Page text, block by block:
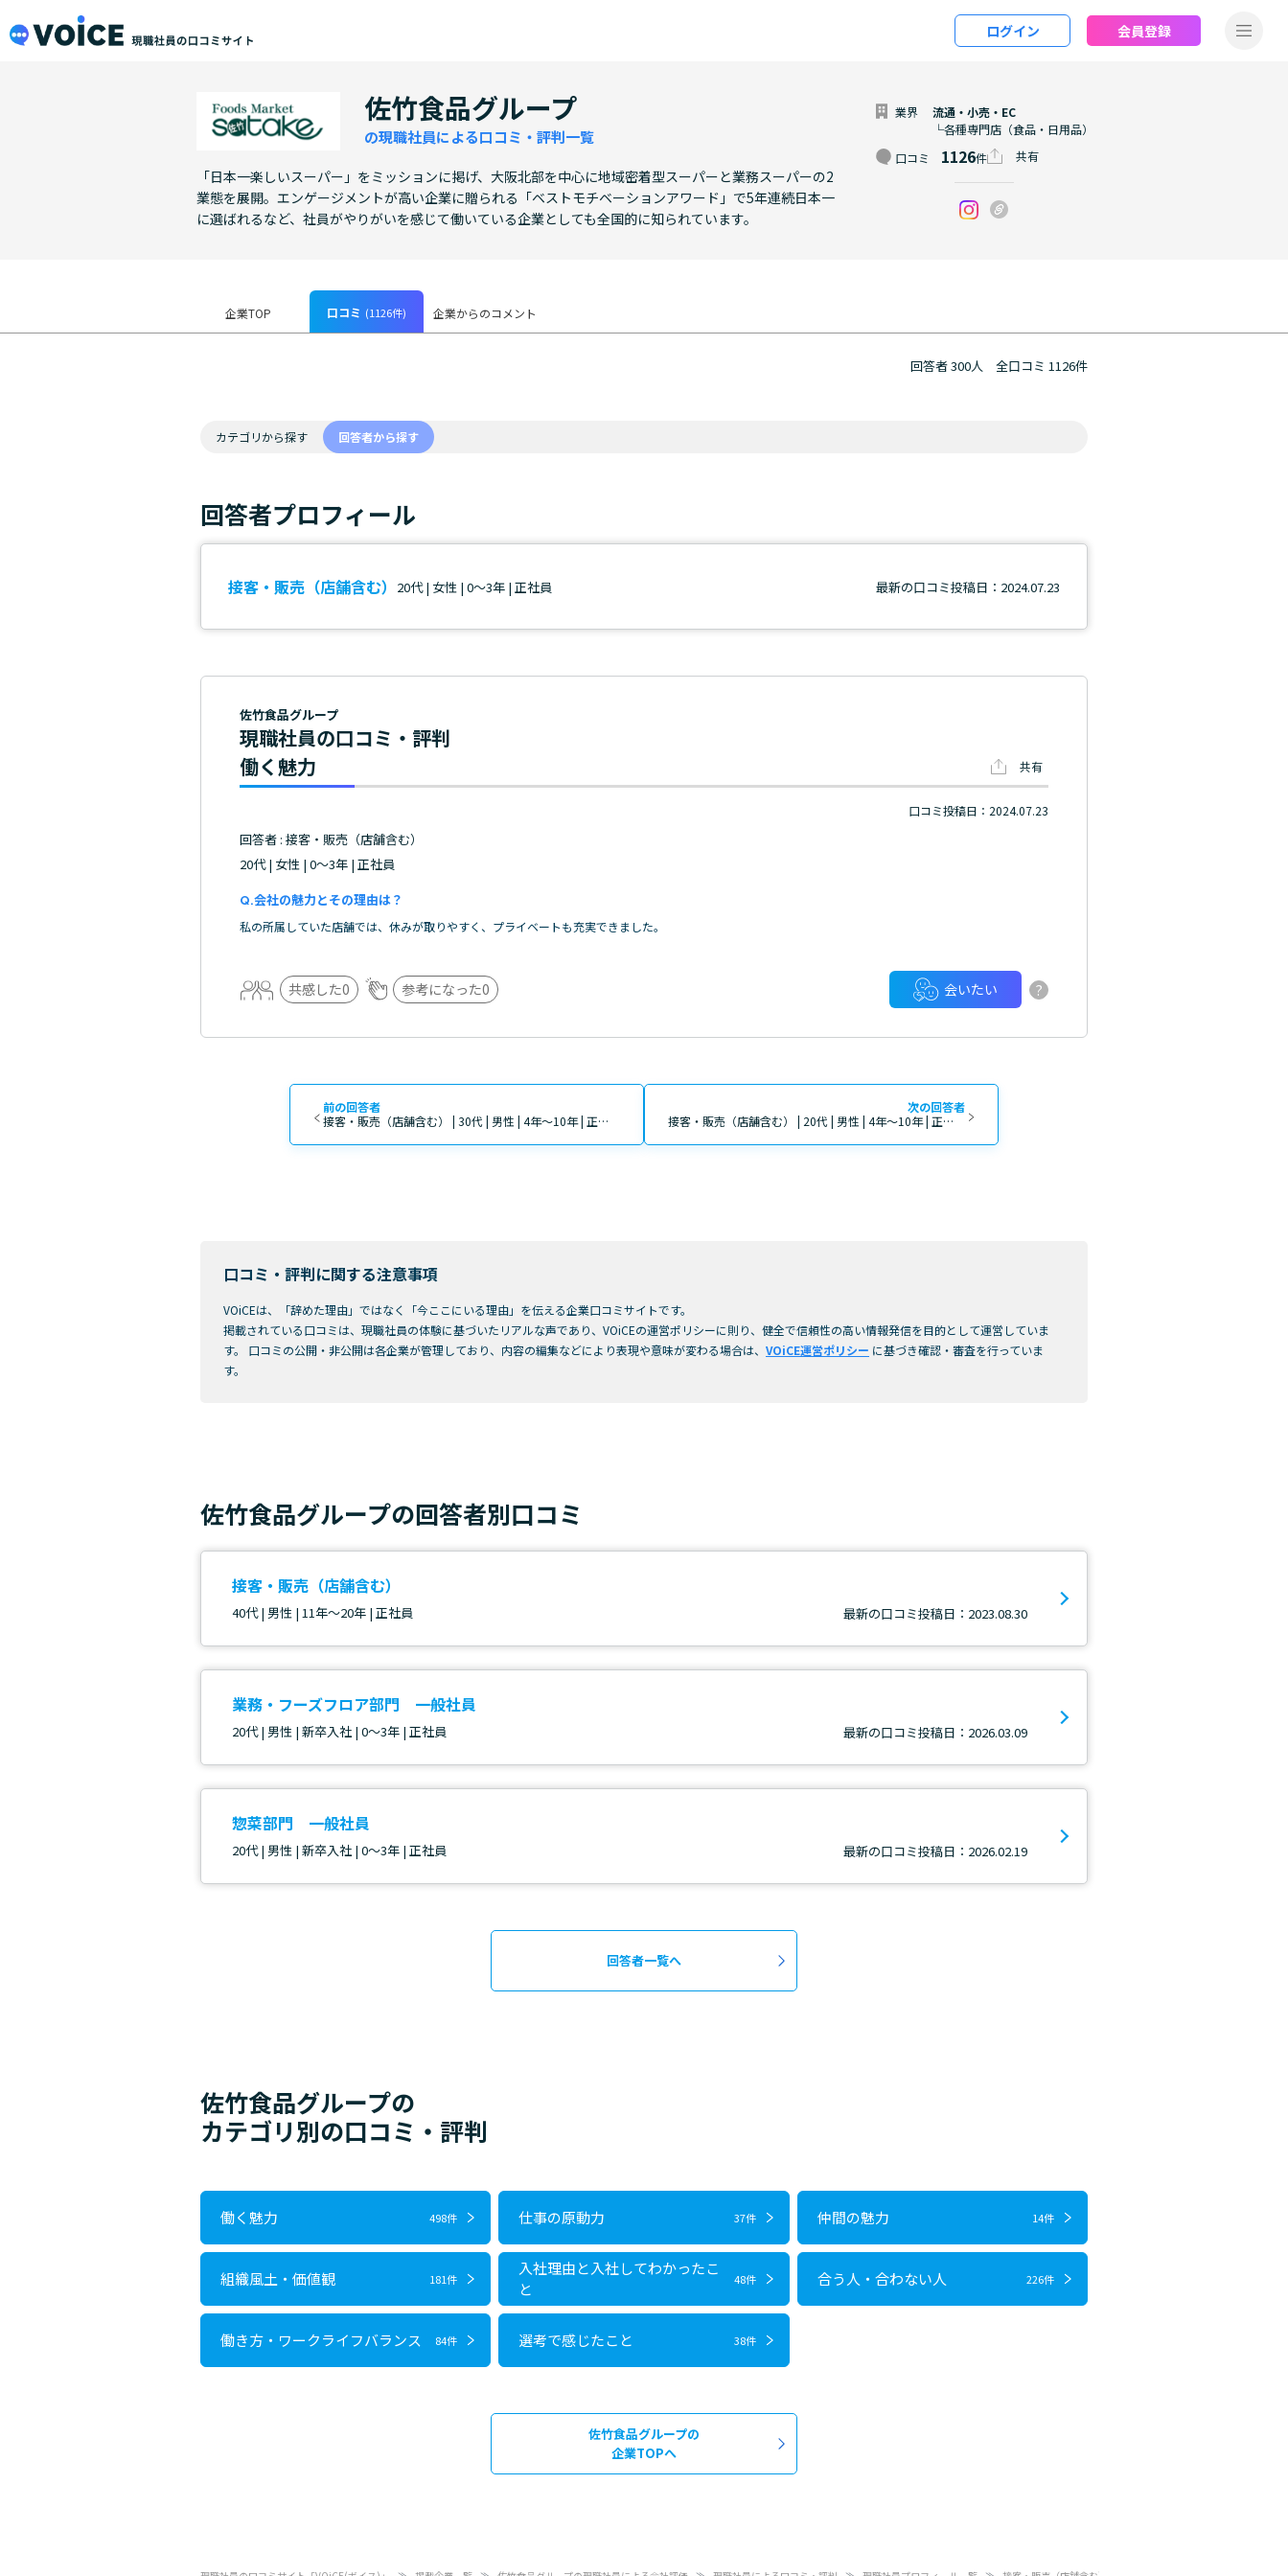
メインコンテンツにスキップ
ログイン 会員登録
佐竹食品グループ
の現職社員による口コミ・評判一覧
「日本一楽しいスーパー」をミッションに掲げ、大阪北部を中心に地域密着型スーパーと業務スーパーの2
業態を展開。エンゲージメントが高い企業に贈られる「ベストモチベーションアワード」で5年連続日本一
に選ばれるなど、社員がやりがいを感じて働いている企業としても全国的に知られています。
業界
流通・小売・EC
└各種専門店（食品・日用品）
口コミ 1126件 共有
企業TOP 口コミ (1126件) 企業からのコメント
回答者 300人 全口コミ 1126件
カテゴリから探す 回答者から探す
回答者プロフィール
接客・販売（店舗含む） 20代 | 女性 | 0～3年 | 正社員 最新の口コミ投稿日：2024.07.23
佐竹食品グループ
現職社員の口コミ・評判
働く魅力
共有
口コミ投稿日：2024.07.23
回答者 : 接客・販売（店舗含む）
20代 | 女性 | 0～3年 | 正社員
会社の魅力とその理由は？
私の所属していた店舗では、休みが取りやすく、プライベートも充実できました。
共感した0 参考になった0 会いたい ?
前の回答者
接客・販売（店舗含む） | 30代 | 男性 | 4年～10年 | 正社員
次の回答者
接客・販売（店舗含む） | 20代 | 男性 | 4年～10年 | 正社員
口コミ・評判に関する注意事項
VOiCEは、「辞めた理由」ではなく「今ここにいる理由」を伝える企業口コミサイトです。
掲載されている口コミは、現職社員の体験に基づいたリアルな声であり、VOiCEの運営ポリシーに則り、健全で信頼性の高い情報発信を目的として運営していま
す。 口コミの公開・非公開は各企業が管理しており、内容の編集などにより表現や意味が変わる場合は、 VOiCE運営ポリシー に基づき確認・審査を行っていま
す。
佐竹食品グループの回答者別口コミ
接客・販売（店舗含む）
40代 | 男性 | 11年～20年 | 正社員 最新の口コミ投稿日：2023.08.30
業務・フーズフロア部門 一般社員
20代 | 男性 | 新卒入社 | 0～3年 | 正社員 最新の口コミ投稿日：2026.03.09
惣菜部門 一般社員
20代 | 男性 | 新卒入社 | 0～3年 | 正社員 最新の口コミ投稿日：2026.02.19
回答者一覧へ
佐竹食品グループの
カテゴリ別の口コミ・評判
働く魅力 498件 仕事の原動力 37件 仲間の魅力 14件
組織風土・価値観 181件
入社理由と入社してわかったこ
と
48件 合う人・合わない人 226件
働き方・ワークライフバランス 84件 選考で感じたこと 38件
佐竹食品グループの
企業TOPへ